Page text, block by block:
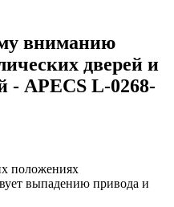
вниманию
дверей и
- APECS L-0268-
положениях
выпадению привода и